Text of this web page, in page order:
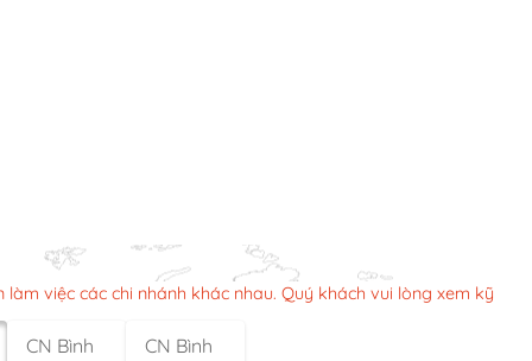
làm việc các chi nhánh khác nhau. Quý khách vui lòng xem kỹ
CN Bình
CN Bình